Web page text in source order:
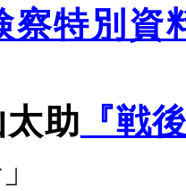
察特別
助 『戦